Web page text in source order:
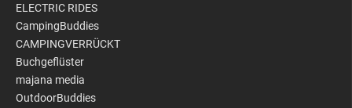
ELECTRIC RIDES
CampingBuddies
CAMPINGVERRÜCKT
Buchgeflüster
majana media
OutdoorBuddies